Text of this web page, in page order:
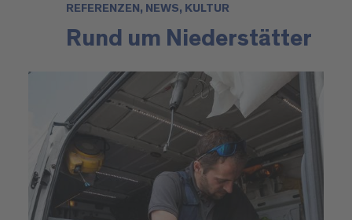
REFERENZEN, NEWS, KULTUR
Rund um Niederstätter